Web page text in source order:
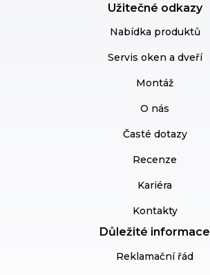
Užitečné odkazy
Nabídka produktů
Servis oken a dveří
Montáž
O nás
Časté dotazy
Recenze
Kariéra
Kontakty
Důležité informace
Reklamační řád